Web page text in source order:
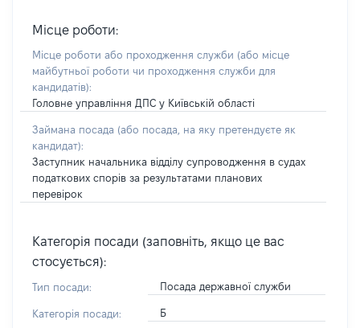
Місце роботи:
Місце роботи або проходження служби (або місце
майбутньої роботи чи проходження служби для
кандидатів):
Головне управління ДПС у Київській області
Займана посада (або посада, на яку претендуєте як
кандидат):
Заступник начальника відділу супроводження в судах
податкових спорів за результатами планових
перевірок
Категорія посади (заповніть, якщо це вас
стосується):
Тип посади: Посада державної служби
Категорія посади: Б